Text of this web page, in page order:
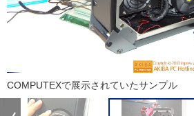
COMPUTEXで展示されていたサンプル